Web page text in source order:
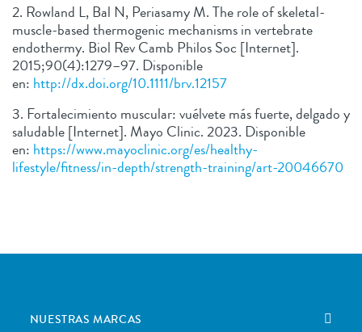
2. Rowland L, Bal N, Periasamy M. The role of skeletal‐
muscle‐based thermogenic mechanisms in vertebrate
endothermy. Biol Rev Camb Philos Soc [Internet].
2015;90(4):1279–97. Disponible
en: http://dx.doi.org/10.1111/brv.12157
3. Fortalecimiento muscular: vuélvete más fuerte, delgado y
saludable [Internet]. Mayo Clinic. 2023. Disponible
en: https://www.mayoclinic.org/es/healthy-
lifestyle/fitness/in-depth/strength-training/art-20046670
NUESTRAS MARCAS